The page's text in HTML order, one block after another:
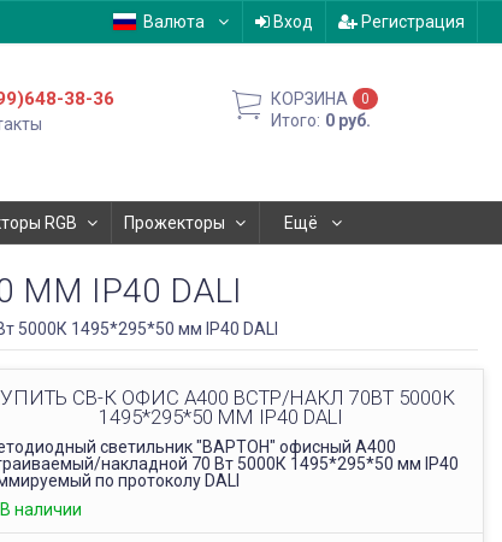
Валюта Вход Регистрация
38-36 КОРЗИНА 0
Итого: 0 руб.
RGB Прожекторы Ещё
ММ IP40 DALI
5000К 1495*295*50 мм IP40 DALI
СВ-К ОФИС A400 ВСТР/НАКЛ 70ВТ 5000К
1495*295*50 ММ IP40 DALI
светильник "ВАРТОН" офисный A400
накладной 70 Вт 5000К 1495*295*50 мм IP40
по протоколу DALI
В наличии